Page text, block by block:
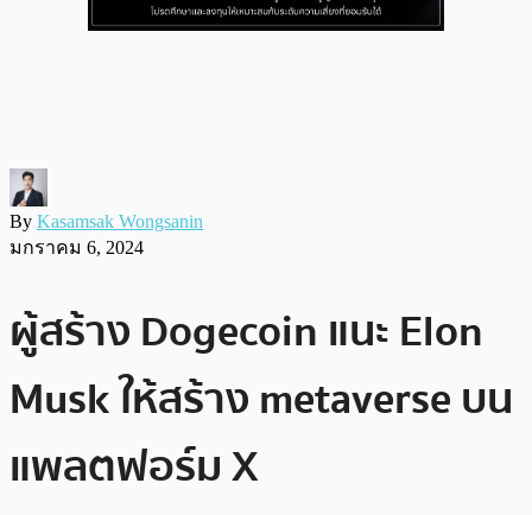
By Kasamsak Wongsanin
มกราคม 6, 2024
ผู้สร้าง Dogecoin แนะ Elon
Musk ให้สร้าง metaverse บน
แพลตฟอร์ม X